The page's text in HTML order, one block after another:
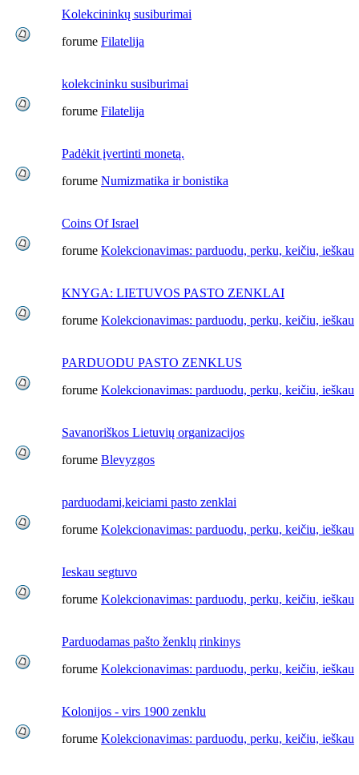
Kolekcininkų susiburimai
forume Filatelija
kolekcininku susiburimai
forume Filatelija
Padėkit įvertinti monetą.
forume Numizmatika ir bonistika
Coins Of Israel
forume Kolekcionavimas: parduodu, perku, keičiu, ieškau
KNYGA: LIETUVOS PASTO ZENKLAI
forume Kolekcionavimas: parduodu, perku, keičiu, ieškau
PARDUODU PASTO ZENKLUS
forume Kolekcionavimas: parduodu, perku, keičiu, ieškau
Savanoriškos Lietuvių organizacijos
forume Blevyzgos
parduodami,keiciami pasto zenklai
forume Kolekcionavimas: parduodu, perku, keičiu, ieškau
Ieskau segtuvo
forume Kolekcionavimas: parduodu, perku, keičiu, ieškau
Parduodamas pašto ženklų rinkinys
forume Kolekcionavimas: parduodu, perku, keičiu, ieškau
Kolonijos - virs 1900 zenklu
forume Kolekcionavimas: parduodu, perku, keičiu, ieškau